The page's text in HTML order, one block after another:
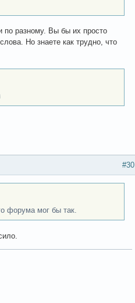
по разному. Вы бы их просто
Но знаете как трудно, что
#30
форума мог бы так.